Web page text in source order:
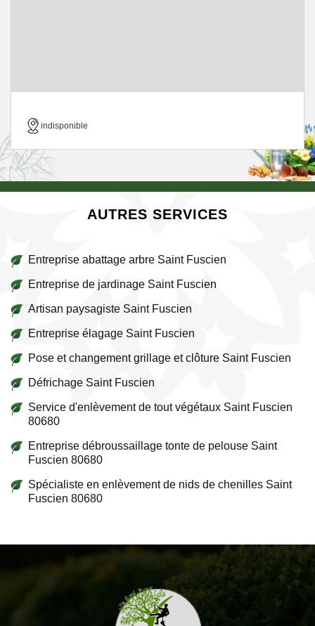
indisponible
AUTRES SERVICES
Entreprise abattage arbre Saint Fuscien
Entreprise de jardinage Saint Fuscien
Artisan paysagiste Saint Fuscien
Entreprise élagage Saint Fuscien
Pose et changement grillage et clôture Saint Fuscien
Défrichage Saint Fuscien
Service d'enlèvement de tout végétaux Saint Fuscien
80680
Entreprise débroussaillage tonte de pelouse Saint
Fuscien 80680
Spécialiste en enlèvement de nids de chenilles Saint
Fuscien 80680